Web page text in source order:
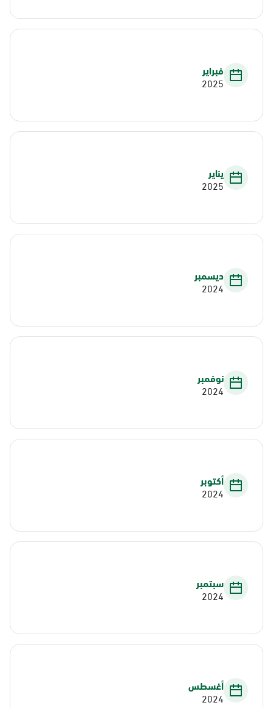
فبراير
2025
يناير
2025
ديسمبر
2024
نوفمبر
2024
أكتوبر
2024
سبتمبر
2024
أغسطس
2024